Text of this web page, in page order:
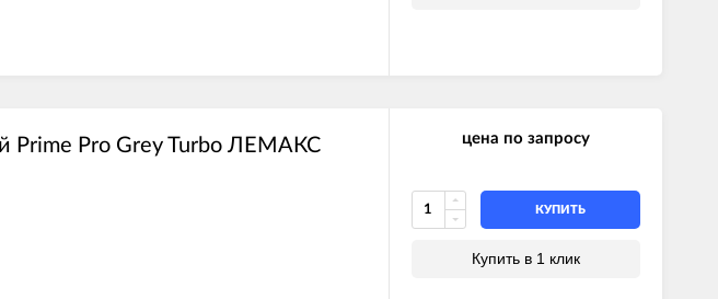
Prime Pro Grey Turbo ЛЕМАКС
цена по запросу
КУПИТЬ
Купить в 1 клик